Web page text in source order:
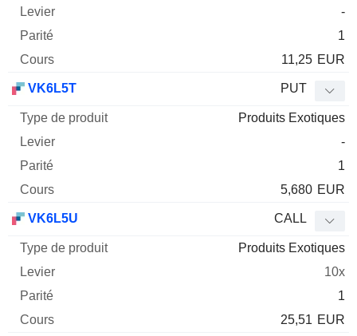
-
1
11,25 EUR
VK6L5T PUT
Produits Exotiques
-
1
5,680 EUR
VK6L5U CALL
Produits Exotiques
10x
1
25,51 EUR